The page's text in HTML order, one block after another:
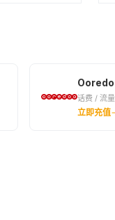
话费 / 流
立即充值